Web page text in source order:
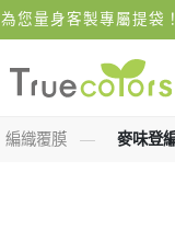
為您量身客製專屬提袋！
編織覆膜 — 麥味登